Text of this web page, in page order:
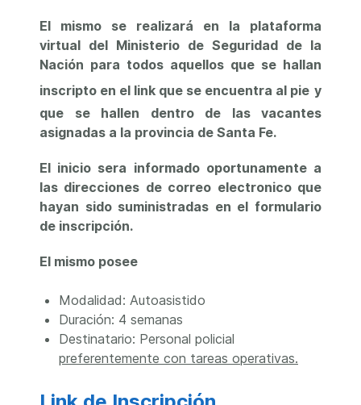
El mismo se realizará en la plataforma
virtual del Ministerio de Seguridad de la
Nación para todos aquellos que se hallan
inscripto en el link que se encuentra al pie y
que se hallen dentro de las vacantes
asignadas a la provincia de Santa Fe.
El inicio sera informado oportunamente a
las direcciones de correo electronico que
hayan sido suministradas en el formulario
de inscripción.
El mismo posee
Modalidad: Autoasistido
Duración: 4 semanas
Destinatario: Personal policial
preferentemente con tareas operativas.